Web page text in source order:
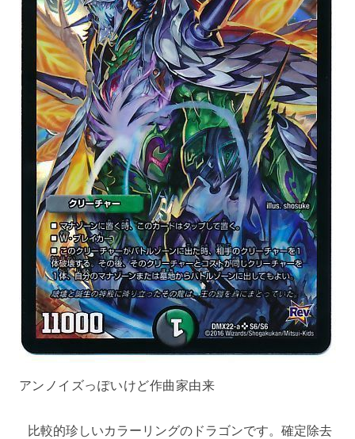
アンノイズっぽいけど作曲家由来
比較的珍しいカラーリングのドラゴンです。確定除去